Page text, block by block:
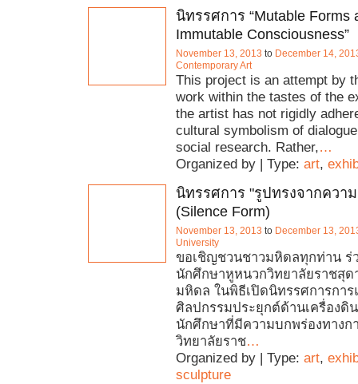
นิทรรศการ “Mutable Forms
Immutable Consciousness”
November 13, 2013 to December 14,
Contemporary Art
This project is an attempt by
work within the tastes of the
the artist has not rigidly
cultural symbolism of
social research. Rather,…
Organized by | Type: art,
นิทรรศการ "รูปทรงจากความ
(Silence Form)
November 13, 2013 to December 13,
University
ขอเชิญชวนชาวมหิดลทุกท่าน ร่
นักศึกษาหูหนวกวิทยาลัยราชสุด
มหิดล ในพิธีเปิดนิทรรศการการ
ศิลปกรรมประยุกต์ด้านเครื่องดิน
นักศึกษาที่มีความบกพร่องทางก
วิทยาลัยราช…
Organized by | Type: art,
sculpture